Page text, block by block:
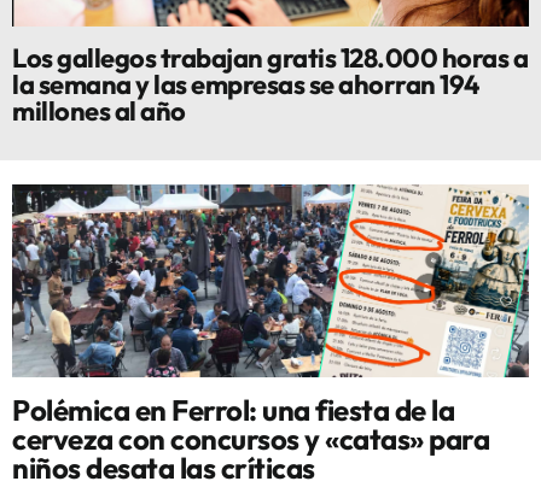
Los gallegos trabajan gratis 128.000 horas a
la semana y las empresas se ahorran 194
millones al año
Polémica en Ferrol: una fiesta de la
cerveza con concursos y «catas» para
niños desata las críticas